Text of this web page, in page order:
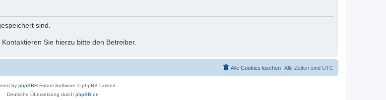
sind.
Sie hierzu bitte den Betreiber.
Alle Zeiten sind UTC
Alle Cookies löschen
by phpBB® Forum Software © phpBB Limited
Deutsche Übersetzung durch phpBB.de